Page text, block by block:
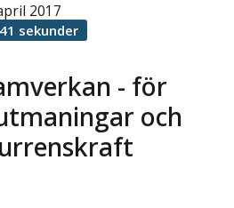
- för
och
2017
sekunder